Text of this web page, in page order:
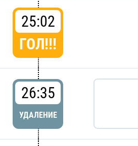
25:02
ГОЛ!!!
26:35
УДАЛЕНИЕ